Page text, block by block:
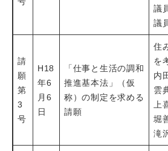
議
議
請
願
第
3
号
H18
年6
月6
日
「仕事と生活の調和
推進基本法」（仮
称）の制定を求める
請願
住
を
内
雲
上
堀
滝